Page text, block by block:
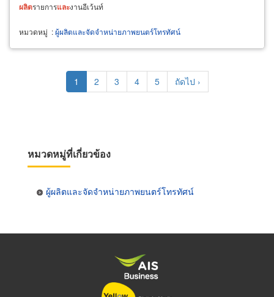
ผลิตรายการและงานอีเว้นท์
หมวดหมู่ :ผู้ผลิตและจัดจำหน่ายภาพยนตร์โทรทัศน์
Pagination Current
page
1 Page
2 Page
3 Page
4 Page
5
Next
page
ถัดไป ›
หมวดหมู่ที่เกี่ยวข้อง
ผู้ผลิตและจัดจำหน่ายภาพยนตร์โทรทัศน์